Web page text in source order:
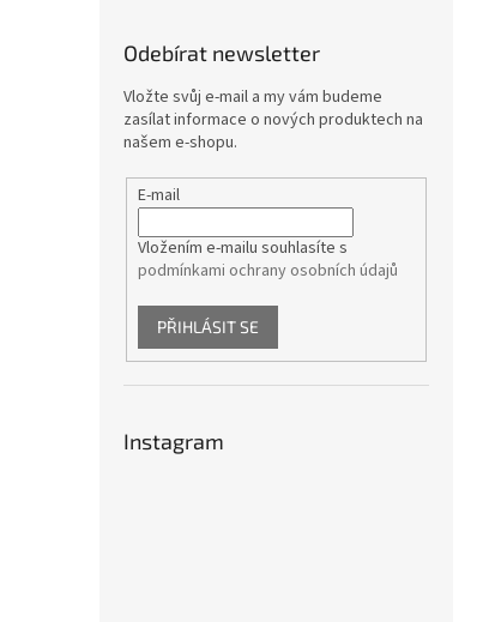
Odebírat newsletter
Vložte svůj e-mail a my vám budeme
zasílat informace o nových produktech na
našem e-shopu.
E-mail
Vložením e-mailu souhlasíte s
podmínkami ochrany osobních údajů
PŘIHLÁSIT SE
Instagram